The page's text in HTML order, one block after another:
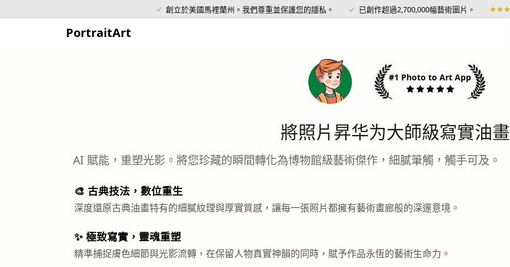
創立於美國馬裡蘭州。 我們尊重並保護您的隱私 。 已創作超過2,700,000幅藝術圖片。
PortraitArt
#1 Photo to Art App
將照片昇华为大師級寫實油畫
AI 賦能，重塑光影。將您珍藏的瞬間轉化為博物館級藝術傑作，細膩筆觸，觸手可及。
🎨 古典技法，數位重生
深度還原古典油畫特有的細膩紋理與厚實質感，讓每一張照片都擁有藝術畫廊般的深邃意境。
✨ 極致寫實，靈魂重塑
精準捕捉膚色細節與光影流轉，在保留人物真實神韻的同時，賦予作品永恆的藝術生命力。